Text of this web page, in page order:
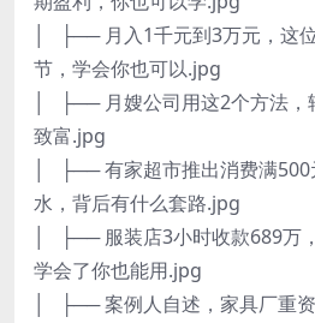
│ ├── 月入1千元到3万元，这
节，学会你也可以.jpg
│ ├── 月嫂公司用这2个方法，
致富.jpg
│ ├── 有家超市推出消费满
水，背后有什么套路.jpg
│ ├── 服装店3小时收款689万
学会了你也能用.jpg
│ ├── 案例人自述，家具厂重